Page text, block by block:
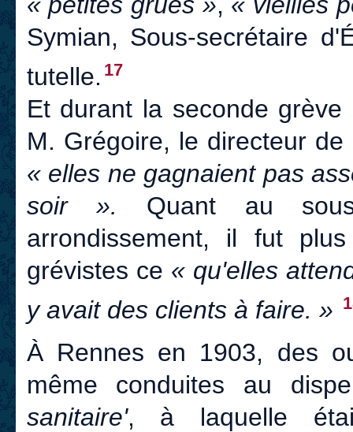
Symian, Sous-secrétaire
tutelle. 17
Et durant la seconde
M. Grégoire, le directeur
« elles ne gagnaient pas
soir ».
Quant au
arrondissement, il fut
grévistes ce « qu'elles
y avait des clients à faire. »
À Rennes en 1903, des
même conduites au
sanitaire', à laquelle